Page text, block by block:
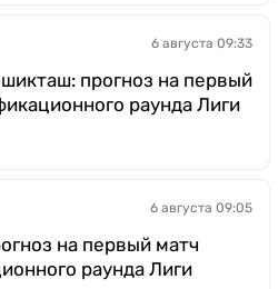
6 августа 09:33
прогноз на первый
раунда Лиги
6 августа 09:05
на первый матч
раунда Лиги